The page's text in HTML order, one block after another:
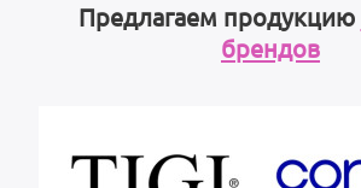
Предлагаем продукцию
брендов